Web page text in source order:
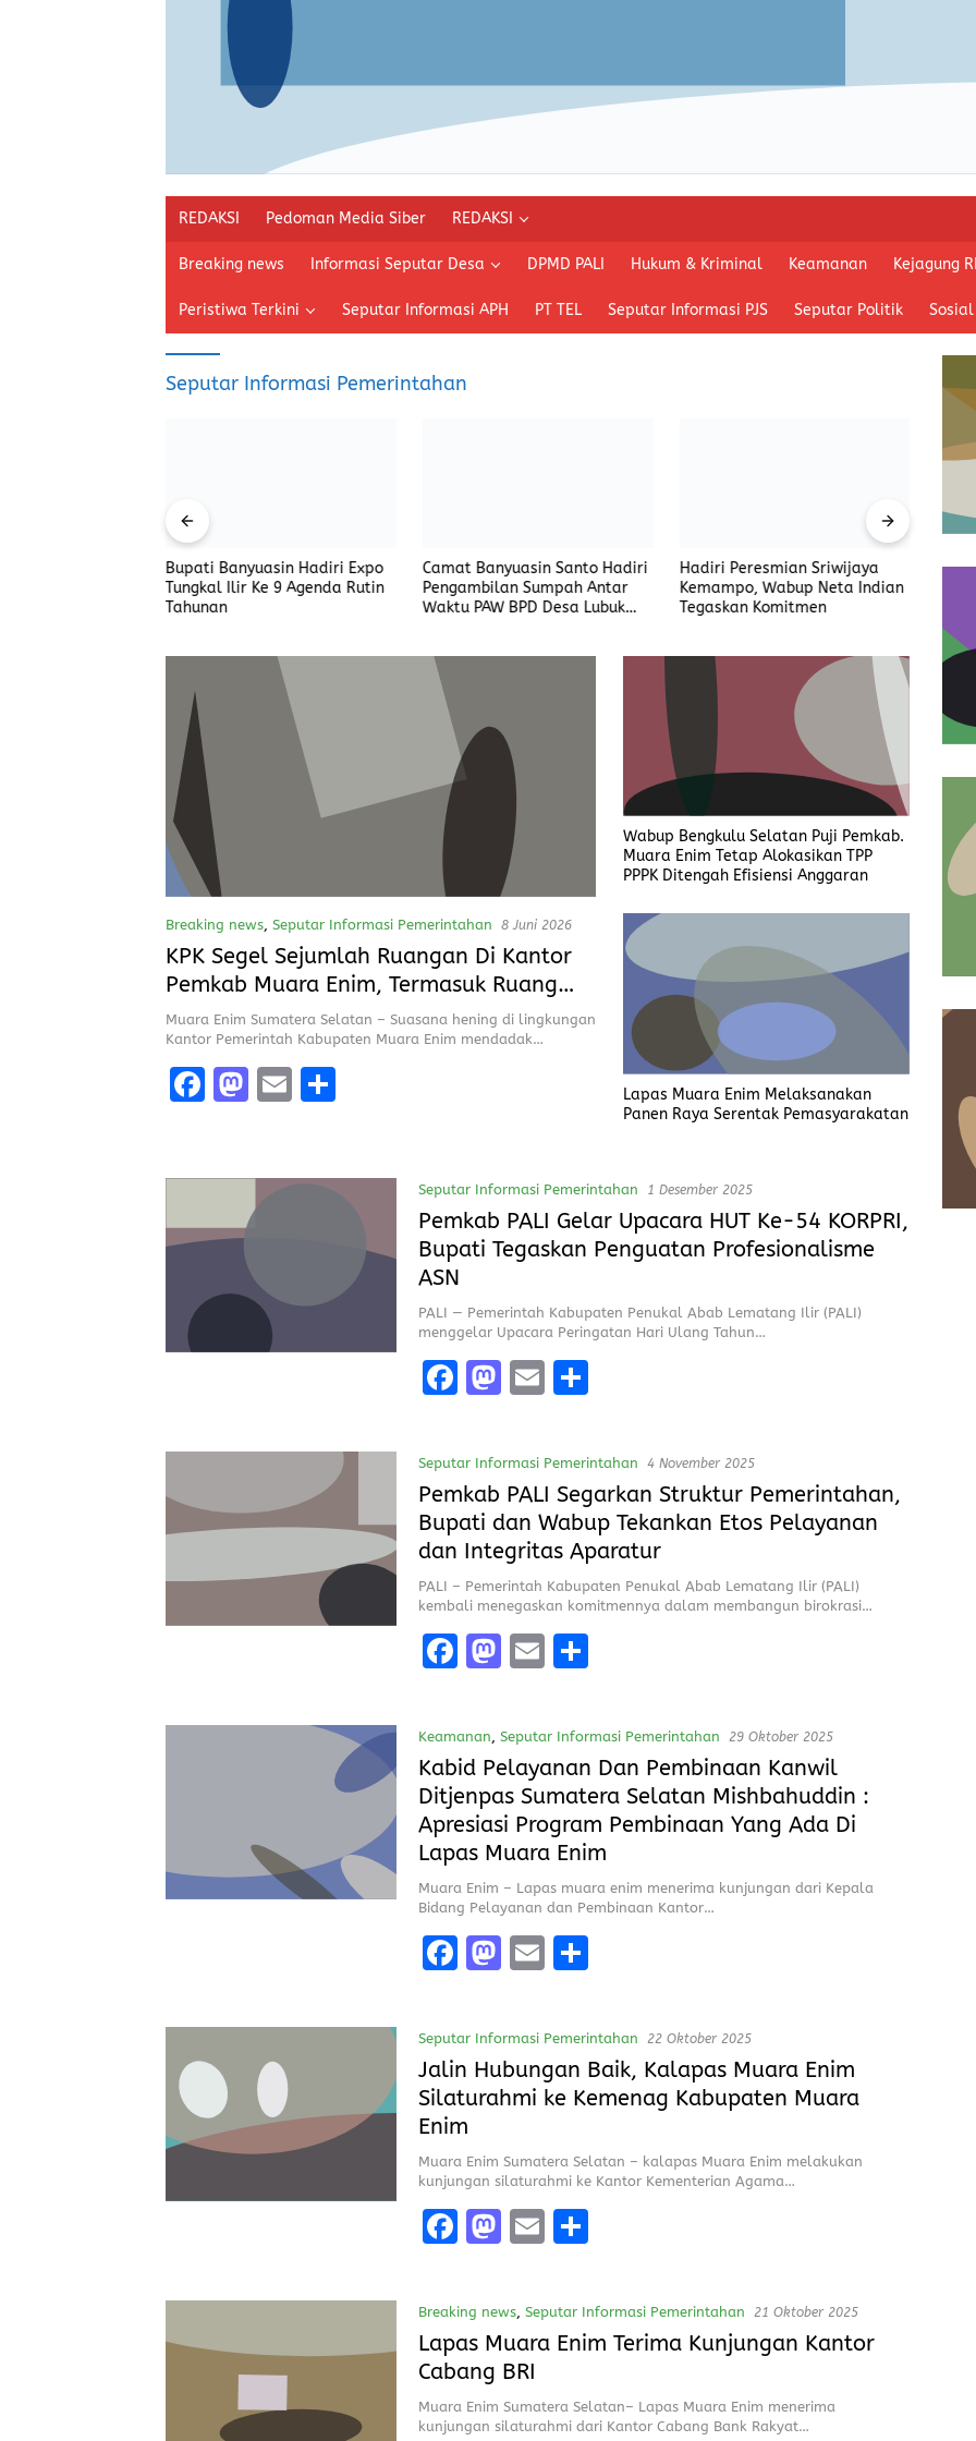
REDAKSI Pedoman Media Siber REDAKSI
Breaking news Informasi Seputar Desa DPMD PALI Hukum & Kriminal Keamanan Kejagung RI
Peristiwa Terkini Seputar Informasi APH PT TEL Seputar Informasi PJS Seputar Politik Sosial
Seputar Informasi Pemerintahan
Bupati Banyuasin Hadiri Expo
Tungkal Ilir Ke 9 Agenda Rutin
Tahunan
Camat Banyuasin Santo Hadiri
Pengambilan Sumpah Antar
Waktu PAW BPD Desa Lubuk
Hadiri Peresmian Sriwijaya
Kemampo, Wabup Neta Indian
Tegaskan Komitmen
Tol
Breaking news, Seputar Informasi Pemerintahan 8 Juni 2026
KPK Segel Sejumlah Ruangan Di Kantor
Pemkab Muara Enim, Termasuk Ruang
Kerja Bupati
Muara Enim Sumatera Selatan – Suasana hening di lingkungan
Kantor Pemerintah Kabupaten Muara Enim mendadak…
F
b
o
k
M
o
d
n
E
l
re
Wabup Bengkulu Selatan Puji Pemkab.
Muara Enim Tetap Alokasikan TPP
PPPK Ditengah Efisiensi Anggaran
Lapas Muara Enim Melaksanakan
Panen Raya Serentak Pemasyarakatan
Seputar Informasi Pemerintahan 1 Desember 2025
Pemkab PALI Gelar Upacara HUT Ke-54 KORPRI,
Bupati Tegaskan Penguatan Profesionalisme
ASN
PALI — Pemerintah Kabupaten Penukal Abab Lematang Ilir (PALI)
menggelar Upacara Peringatan Hari Ulang Tahun…
F
ce
b
o
o
k
M
o
d
o
n
E
l
S
a
re
Seputar Informasi Pemerintahan 4 November 2025
Pemkab PALI Segarkan Struktur Pemerintahan,
Bupati dan Wabup Tekankan Etos Pelayanan
dan Integritas Aparatur
PALI – Pemerintah Kabupaten Penukal Abab Lematang Ilir (PALI)
kembali menegaskan komitmennya dalam membangun birokrasi…
F
b
o
o
k
M
o
d
o
n
E
ai
l
S
re
Keamanan Seputar Informasi Pemerintahan 29 Oktober 2025
Kabid Pelayanan Dan Pembinaan Kanwil
Ditjenpas Sumatera Selatan Mishbahuddin :
Apresiasi Program Pembinaan Yang Ada Di
Lapas Muara Enim
Muara Enim – Lapas muara enim menerima kunjungan dari Kepala
Bidang Pelayanan dan Pembinaan Kantor…
F
ce
b
o
o
k
M
o
d
n
E
l
S
a
re
Seputar Informasi Pemerintahan 22 Oktober 2025
Jalin Hubungan Baik, Kalapas Muara Enim
Silaturahmi ke Kemenag Kabupaten Muara
Enim
Muara Enim Sumatera Selatan – kalapas Muara Enim melakukan
kunjungan silaturahmi ke Kantor Kementerian Agama…
F
ce
b
o
o
M
o
d
o
E
l
S
a
re
Breaking news, Seputar Informasi Pemerintahan 21 Oktober 2025
Lapas Muara Enim Terima Kunjungan Kantor
Cabang BRI
Muara Enim Sumatera Selatan– Lapas Muara Enim menerima
kunjungan silaturahmi dari Kantor Cabang Bank Rakyat…